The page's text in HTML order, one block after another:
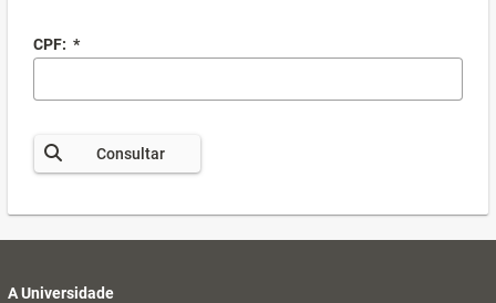
CPF: *
Consultar
A Universidade